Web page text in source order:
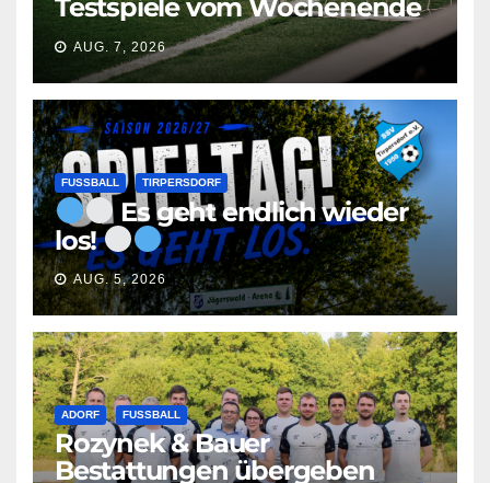
Testspiele vom Wochenende
AUG. 7, 2026
FUSSBALL TIRPERSDORF
Es geht endlich wieder
los!
AUG. 5, 2026
ADORF FUSSBALL
Rozynek & Bauer
Bestattungen übergeben